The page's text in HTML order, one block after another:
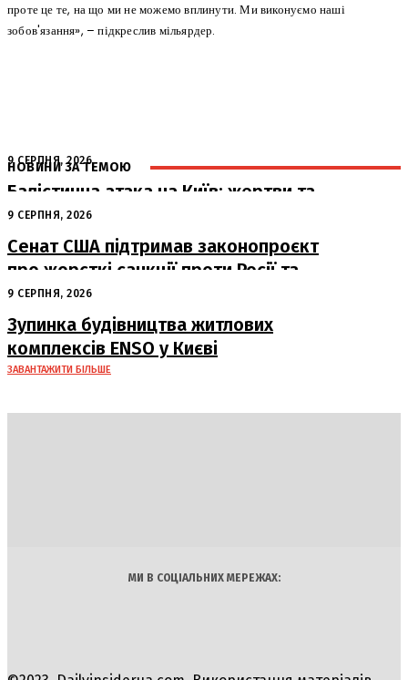
проте це те, на що ми не можемо вплинути. Ми виконуємо наші
зобов'язання», – підкреслив мільярдер.
НОВИНИ ЗА ТЕМОЮ
9 СЕРПНЯ, 2026
Балістична атака на Київ: жертви та
руйнування
9 СЕРПНЯ, 2026
Сенат США підтримав законопроєкт
про жорсткі санкції проти Росії та
Ірану
9 СЕРПНЯ, 2026
Зупинка будівництва житлових
комплексів ENSO у Києві
ЗАВАНТАЖИТИ БІЛЬШЕ
МИ В СОЦІАЛЬНИХ МЕРЕЖАХ: